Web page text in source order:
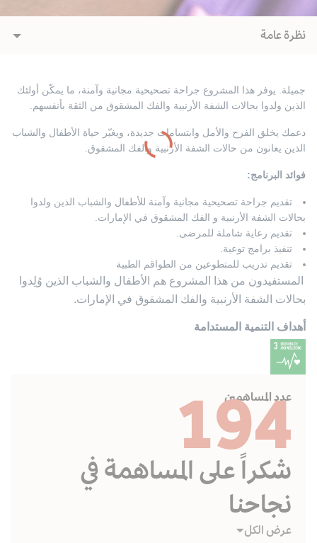
نظرة عامة
جميلة يوفر هذا المشروع جراحة تصحيحية مجانية وآمنة، ما يمكّن أولئك
الذين ولدوا بحالات الشفة الأرنبية والفك المشقوق من الثقة بأنفسهم
دعمك يخلق الفرح والأمل وابتسامات جديدة، ويغيّر حياة الأطفال والشباب
الذين يعانون من حالات الشفة الأرنبية والفك المشقوق
فوائد البرنامج:
تقديم جراحة تصحيحية مجانية وآمنة للأطفال والشباب الذين ولدوا
بحالات الشفة الأرنبية و الفك المشقوق في الإمارات.
تقديم رعاية شاملة للمرضى.
تنفيذ برامج توعية.
تقديم تدريب للمتطوعين من الطواقم الطبية
المستفيدون من هذا المشروع هم
الأطفال والشباب الذين وُلِدوا
بحالات الشفة الأرنبية والفك المشقوق في الإمارات.
أهداف التنمية المستدامة
عدد المساهمين
194
شكراً على المساهمة في
نجاحنا
عرض الكل